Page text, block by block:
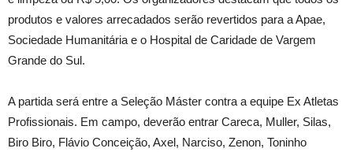
produtos e valores arrecadados serão revertidos para a Apae,
Sociedade Humanitária e o Hospital de Caridade de Vargem
Grande do Sul.
A partida será entre a Seleção Máster contra a equipe Ex Atletas
Profissionais. Em campo, deverão entrar Careca, Muller, Silas,
Biro Biro, Flávio Conceição, Axel, Narciso, Zenon, Toninho